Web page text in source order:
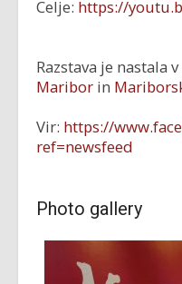
Celje: https://
Razstava je nastala
Maribor in
Vir: https://
ref=newsfeed
Photo gallery